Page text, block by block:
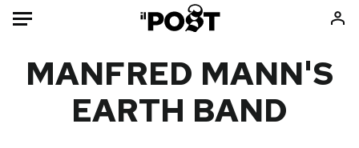
MANFRED MANN'S
EARTH BAND